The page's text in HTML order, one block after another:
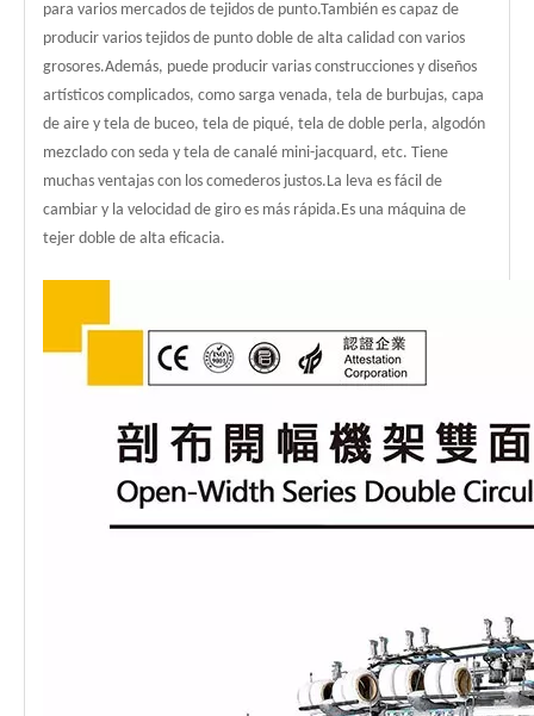
para varios mercados de tejidos de punto.También es capaz de
producir varios tejidos de punto doble de alta calidad con varios
grosores.Además, puede producir varias construcciones y diseños
artísticos complicados, como sarga venada, tela de burbujas, capa
de aire y tela de buceo, tela de piqué, tela de doble perla, algodón
mezclado con seda y tela de canalé mini-jacquard, etc. Tiene
muchas ventajas con los comederos justos.La leva es fácil de
cambiar y la velocidad de giro es más rápida.Es una máquina de
tejer doble de alta eficacia.